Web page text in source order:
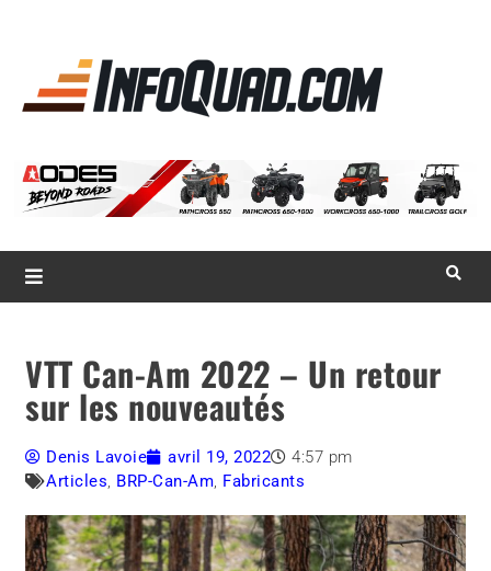
Magazine InfoQuad.com
VTT Can-Am 2022 – Un retour
sur les nouveautés
Denis Lavoie avril 19, 2022
4:57 pm
Articles, BRP-Can-Am, Fabricants